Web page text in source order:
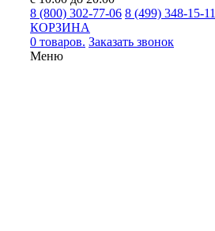
8 (800) 302-77-06 8 (499) 348-15-11
КОРЗИНА
0 товаров. Заказать звонок
Меню